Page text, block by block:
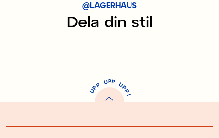
@LAGERHAUS
Dela din stil
U
P
P UPP UP
P
!